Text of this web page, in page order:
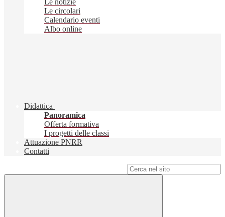
Le notizie
Le circolari
Calendario eventi
Albo online
Didattica
Panoramica
Offerta formativa
I progetti delle classi
Attuazione PNRR
Contatti